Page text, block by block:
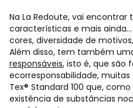
Na La Redoute, vai
características e mais
cores, diversidade de
Além disso, tem também
responsáveis, isto é, que são
ecorresponsabilidade,
Tex® Standard 100 que,
existência de substâncias